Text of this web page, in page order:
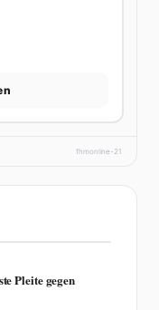
fhmonline-21
Pleite gegen